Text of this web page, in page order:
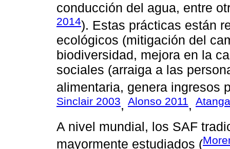
conducción del agua, entre
2014). Estas prácticas están
ecológicos (mitigación del
biodiversidad, mejora en la
sociales (arraiga a las
alimentaria, genera ingresos
Sinclair 2003, Alonso 2011,
A nivel mundial, los SAF
mayormente estudiados (